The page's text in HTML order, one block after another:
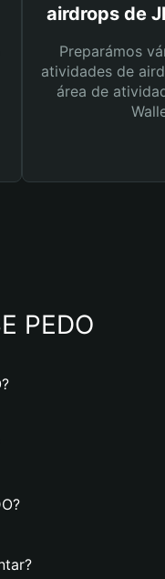
airdrops de
Preparámos
atividades de
área de
PEDO